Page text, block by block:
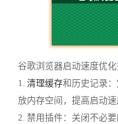
谷歌浏览器启动速度优化
1. 清理缓存和历史记录
放内存空间，提高启动速
2. 禁用插件：关闭不必